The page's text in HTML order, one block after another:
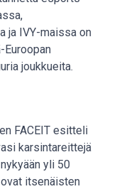
ja IVY-maissa on
Euroopan
joukkueita.
FACEIT esitteli
karsintareittejä
yli 50
itsenäisten